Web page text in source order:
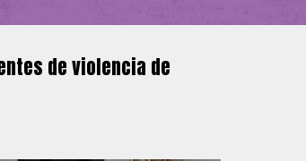
de violencia de